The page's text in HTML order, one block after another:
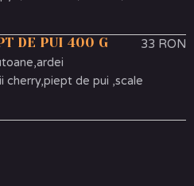
DE PUI 400 G
33 RON
cherry,piept de pui ,scale